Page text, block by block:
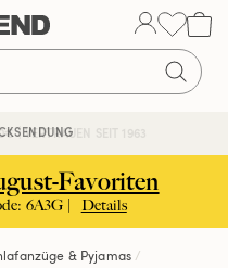
| VERTRAUEN SEIT 1963
Favoriten
6A3G | Details
& Pyjamas